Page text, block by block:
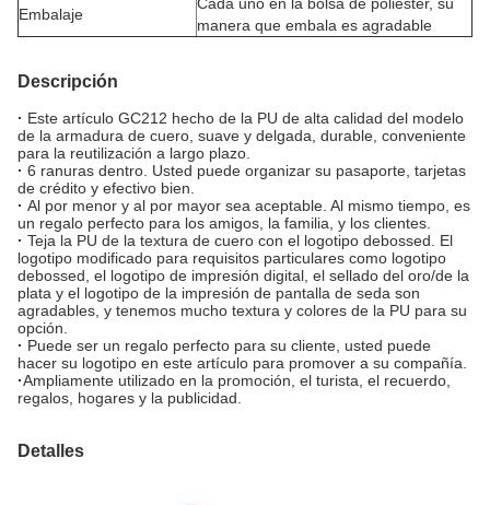
Embalaje
manera que embala es agradable
Descripción
· Este artículo GC212 hecho de la PU de alta calidad del modelo
de la armadura de cuero, suave y delgada, durable, conveniente
para la reutilización a largo plazo.
· 6 ranuras dentro. Usted puede organizar su pasaporte, tarjetas
de crédito y efectivo bien.
· Al por menor y al por mayor sea aceptable. Al mismo tiempo, es
un regalo perfecto para los amigos, la familia, y los clientes.
· Teja la PU de la textura de cuero con el logotipo debossed. El
logotipo modificado para requisitos particulares como logotipo
debossed, el logotipo de impresión digital, el sellado del oro/de la
plata y el logotipo de la impresión de pantalla de seda son
agradables, y tenemos mucho textura y colores de la PU para su
opción.
· Puede ser un regalo perfecto para su cliente, usted puede
hacer su logotipo en este artículo para promover a su compañía.
·Ampliamente utilizado en la promoción, el turista, el recuerdo,
regalos, hogares y la publicidad.
Detalles